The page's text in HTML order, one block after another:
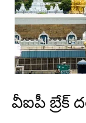
వీఐపీ బ్రేక్